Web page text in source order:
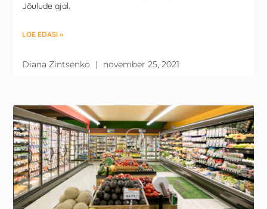
Jõulude ajal.
LOE EDASI »
Diana Zintsenko november 25, 2021